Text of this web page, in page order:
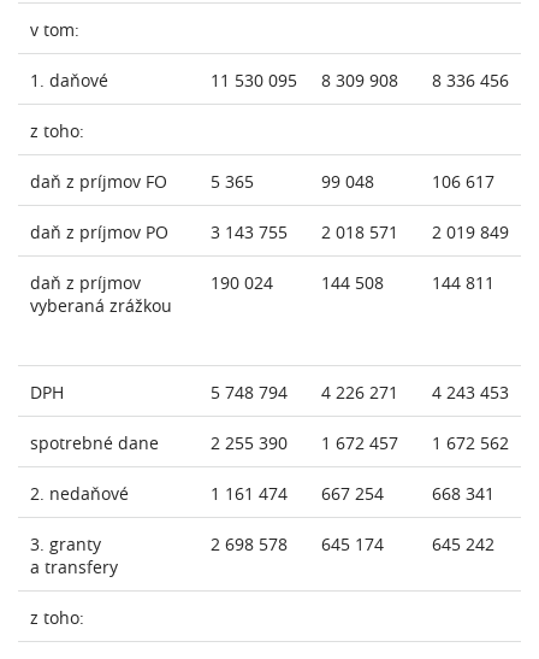
v tom:
1. daňové 11 530 095 8 309 908 8 336 456
z toho:
daň z príjmov FO 5 365 99 048 106 617
daň z príjmov PO 3 143 755 2 018 571 2 019 849
daň z príjmov
vyberaná zrážkou
190 024 144 508 144 811
DPH 5 748 794 4 226 271 4 243 453
spotrebné dane 2 255 390 1 672 457 1 672 562
2. nedaňové 1 161 474 667 254 668 341
3. granty
a transfery
2 698 578 645 174 645 242
z toho: